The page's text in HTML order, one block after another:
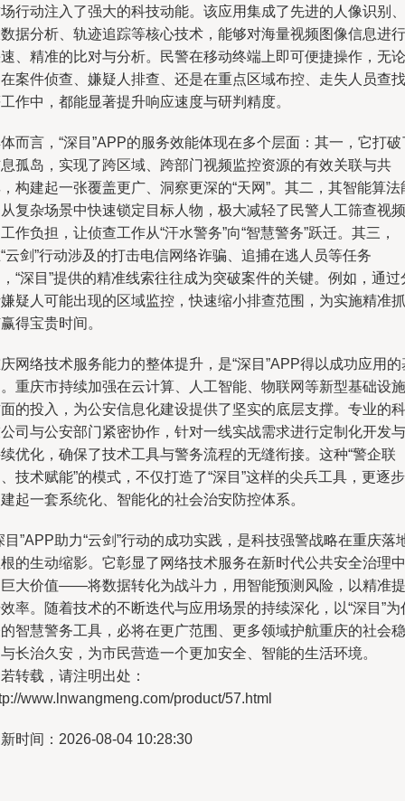
行动注入了强大的科技动能。该应用集成了先进的人像识别、
据分析、轨迹追踪等核心技术，能够对海量视频图像信息进行
、精准的比对与分析。民警在移动终端上即可便捷操作，无论
案件侦查、嫌疑人排查、还是在重点区域布控、走失人员查找
作中，都能显著提升响应速度与研判精度。
而言，“深目”APP的服务效能体现在多个层面：其一，它打破
孤岛，实现了跨区域、跨部门视频监控资源的有效关联与共
构建起一张覆盖更广、洞察更深的“天网”。其二，其智能算法
复杂场景中快速锁定目标人物，极大减轻了民警人工筛查视频
作负担，让侦查工作从“汗水警务”向“智慧警务”跃迁。其三，
云剑”行动涉及的打击电信网络诈骗、追捕在逃人员等任务
“深目”提供的精准线索往往成为突破案件的关键。例如，通过
疑人可能出现的区域监控，快速缩小排查范围，为实施精准抓
得宝贵时间。
网络技术服务能力的整体提升，是“深目”APP得以成功应用的
重庆市持续加强在云计算、人工智能、物联网等新型基础设施
的投入，为公安信息化建设提供了坚实的底层支撑。专业的科
司与公安部门紧密协作，针对一线实战需求进行定制化开发与
优化，确保了技术工具与警务流程的无缝衔接。这种“警企联
技术赋能”的模式，不仅打造了“深目”这样的尖兵工具，更逐步
起一套系统化、智能化的社会治安防控体系。
目”APP助力“云剑”行动的成功实践，是科技强警战略在重庆落
的生动缩影。它彰显了网络技术服务在新时代公共安全治理中
大价值——将数据转化为战斗力，用智能预测风险，以精准提
率。随着技术的不断迭代与应用场景的持续深化，以“深目”为
智慧警务工具，必将在更广范围、更多领域护航重庆的社会稳
长治久安，为市民营造一个更加安全、智能的生活环境。
转载，请注明出处：
www.lnwangmeng.com/product/57.html
时间：2026-08-04 10:28:30